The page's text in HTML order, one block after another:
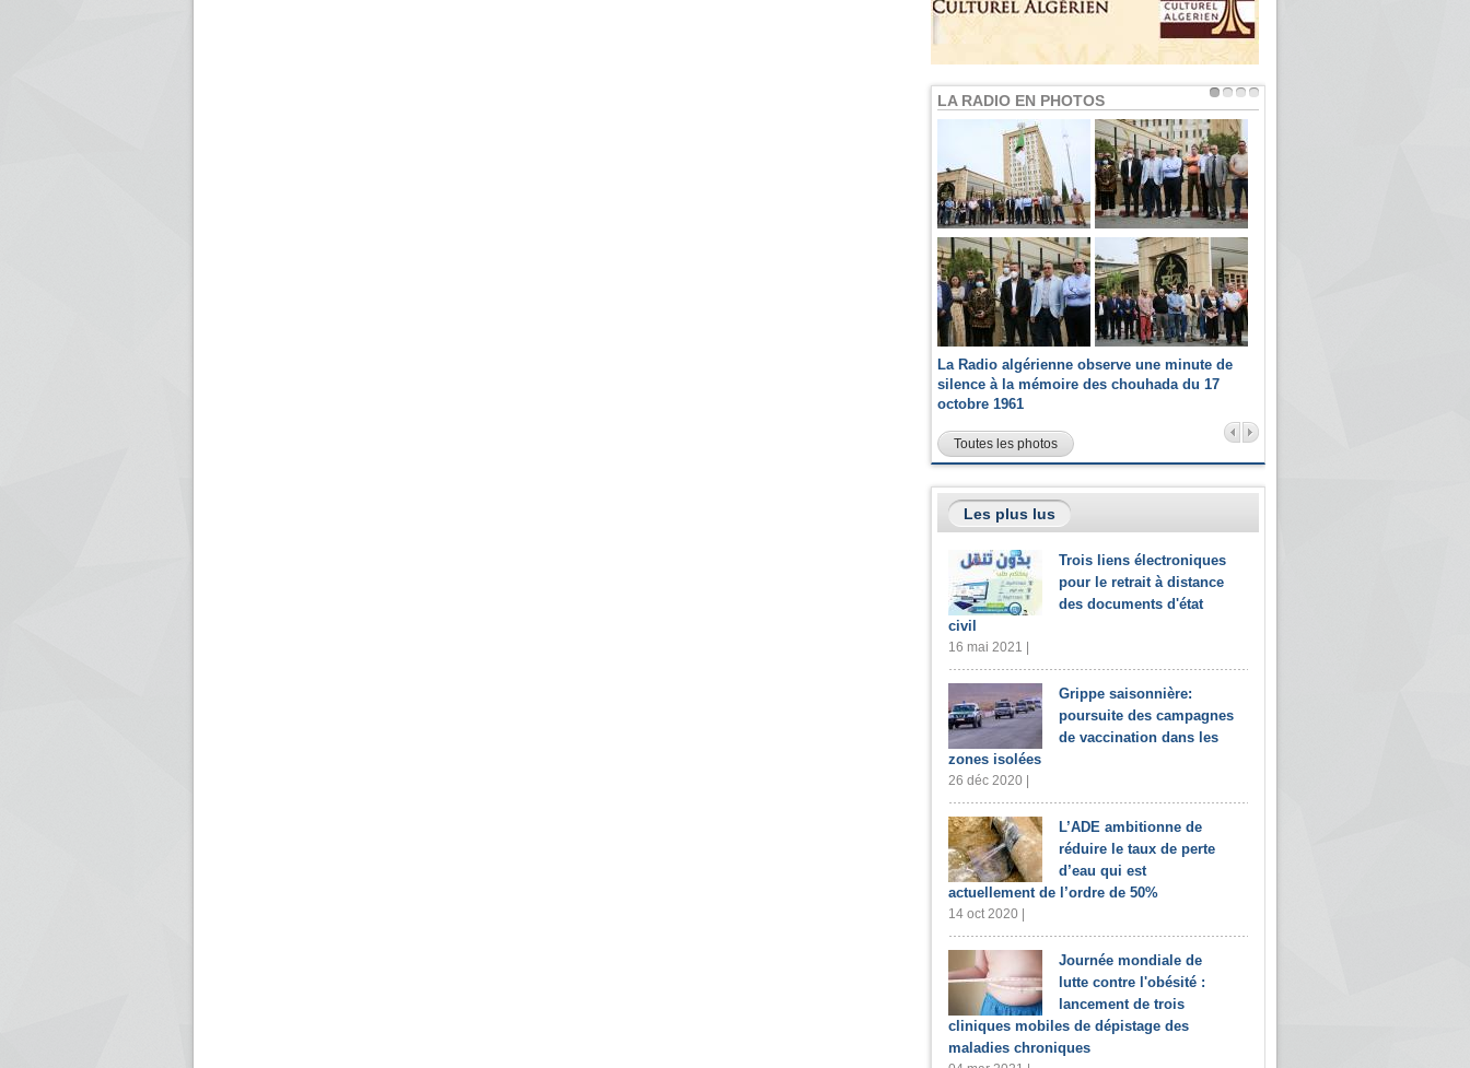
LA RADIO EN PHOTOS
La Radio algérienne observe une minute de
silence à la mémoire des chouhada du 17
octobre 1961
Toutes les photos
Les plus lus
Trois liens électroniques
pour le retrait à distance
des documents d'état
civil
16 mai 2021 |
Grippe saisonnière:
poursuite des campagnes
de vaccination dans les
zones isolées
26 déc 2020 |
L’ADE ambitionne de
réduire le taux de perte
d’eau qui est
actuellement de l’ordre de 50%
14 oct 2020 |
Journée mondiale de
lutte contre l'obésité :
lancement de trois
cliniques mobiles de dépistage des
maladies chroniques